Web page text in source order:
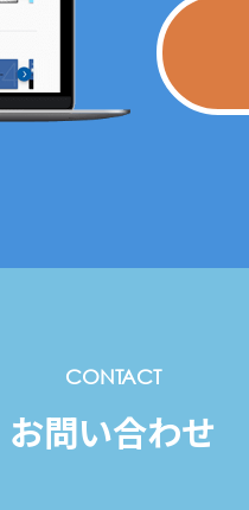
CONTACT
お問い合わせ